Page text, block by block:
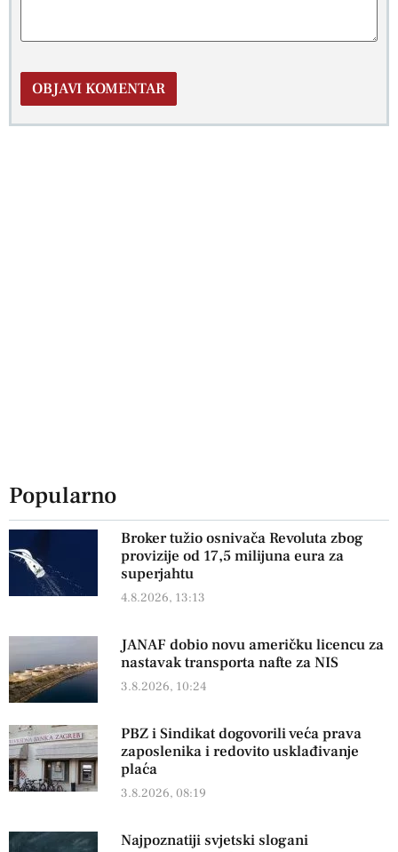
Popularno
Broker tužio osnivača Revoluta zbog
provizije od 17,5 milijuna eura za
superjahtu
4.8.2026, 13:13
JANAF dobio novu američku licencu za
nastavak transporta nafte za NIS
3.8.2026, 10:24
PBZ i Sindikat dogovorili veća prava
zaposlenika i redovito usklađivanje
plaća
3.8.2026, 08:19
Najpoznatiji svjetski slogani